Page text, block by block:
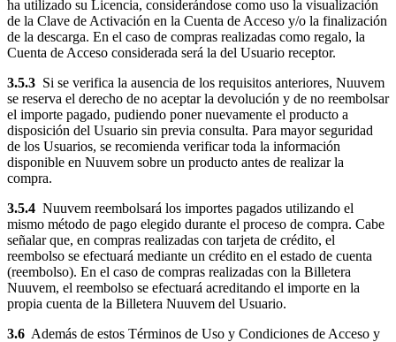
ha utilizado su Licencia, considerándose como uso la visualización
de la Clave de Activación en la Cuenta de Acceso y/o la finalización
de la descarga. En el caso de compras realizadas como regalo, la
Cuenta de Acceso considerada será la del Usuario receptor.
3.5.3 Si se verifica la ausencia de los requisitos anteriores, Nuuvem
se reserva el derecho de no aceptar la devolución y de no reembolsar
el importe pagado, pudiendo poner nuevamente el producto a
disposición del Usuario sin previa consulta. Para mayor seguridad
de los Usuarios, se recomienda verificar toda la información
disponible en Nuuvem sobre un producto antes de realizar la
compra.
3.5.4 Nuuvem reembolsará los importes pagados utilizando el
mismo método de pago elegido durante el proceso de compra. Cabe
señalar que, en compras realizadas con tarjeta de crédito, el
reembolso se efectuará mediante un crédito en el estado de cuenta
(reembolso). En el caso de compras realizadas con la Billetera
Nuuvem, el reembolso se efectuará acreditando el importe en la
propia cuenta de la Billetera Nuuvem del Usuario.
3.6 Además de estos Términos de Uso y Condiciones de Acceso y